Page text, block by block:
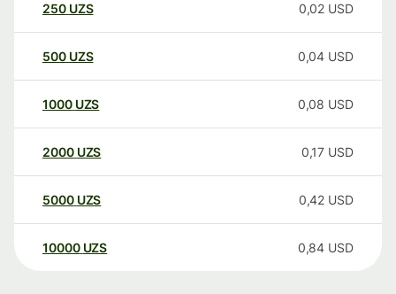
250 UZS 0,02 USD
500 UZS 0,04 USD
1000 UZS 0,08 USD
2000 UZS 0,17 USD
5000 UZS 0,42 USD
10000 UZS 0,84 USD